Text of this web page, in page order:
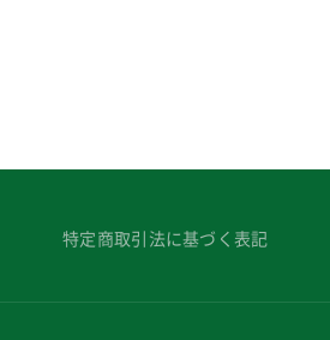
特定商取引法に基づく表記